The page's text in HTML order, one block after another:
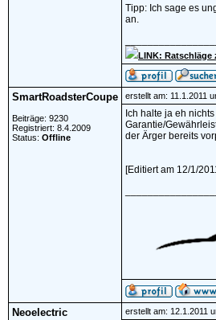
Tipp: Ich sage es
an.
LINK: Ratschläge
SmartRoadsterCoupe
Beiträge: 9230
Registriert: 8.4.2009
Status: Offline
erstellt am: 11.1.2011
Ich halte ja eh
Garantie/
der Ärger bereits
[Editiert am 12/1/
Neoelectric erstellt am: 12.1.2011